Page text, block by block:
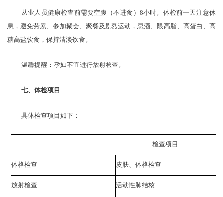
从业人员健康检查前需要空腹（不进食） 8小时。体检前一天注意休
息，避免劳累、参加聚会、聚餐及剧烈运动，忌酒、限高脂、高蛋白、高
糖高盐饮食，保持清淡饮食。
温馨提醒：孕妇不宜进行放射检查。
七、体检项目
具体检查项目如下：
检查项目
体格检查 皮肤、体格检查
放射检查 活动性肺结核